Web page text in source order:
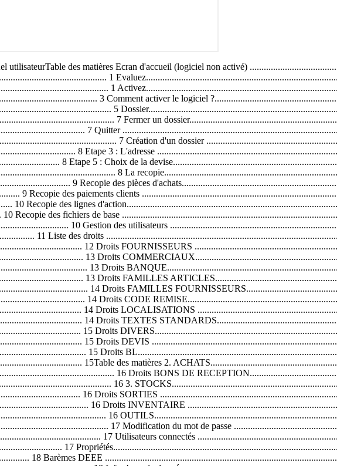
9 Recopie des paiements clients ........................................................................................................ 9 Recopie des paiements fournisseurs ............................................................................................. 10 Recopie des lignes d'action............................................................................................................ 10 Recopie des déclarations d'échanges de biens............................................................................. 10 Recopie des fichiers de base ......................................................................................................... 10 Utilisateurs ......................................................................................................................................... 10 Gestion des utilisateurs .................................................................................................................. 10 Création de droits pour un utilisateur ............................................................................................. 11 Liste des droits ............................................................................................................................... 12 Droits CLIENTS.............................................................................................................................. 12 Droits FOURNISSEURS ................................................................................................................ 13 Droits ARTICLES ........................................................................................................................... 13 Droits COMMERCIAUX.................................................................................................................. 13 Droits MODE DE REGLEMENT..................................................................................................... 13 Droits BANQUE.............................................................................................................................. 13 Droits FRAIS DE PORT ................................................................................................................. 13 Droits FAMILLES ARTICLES......................................................................................................... 14 Droits FAMILLES CLIENTS ........................................................................................................... 14 Droits FAMILLES FOURNISSEURS.............................................................................................. 14 Droits PROMOTIONS SOLDES..................................................................................................... 14 Droits CODE REMISE.................................................................................................................... 14 Droits UNITES................................................................................................................................ 14 Droits LOCALISATIONS ................................................................................................................ 14 Droits DEVISES ............................................................................................................................. 14 Droits TEXTES STANDARDS........................................................................................................ 14 Droits DEB...................................................................................................................................... 15 Droits DIVERS................................................................................................................................ 15 1. VENTES............................................................................................................................... 15 Droits DEVIS .................................................................................................................................. 15 Droits COMMANDES ..................................................................................................................... 15 Droits